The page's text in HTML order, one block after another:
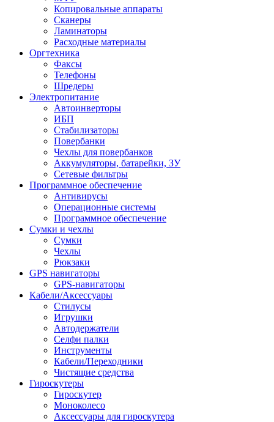
Копировальные аппараты
Сканеры
Ламинаторы
Расходные материалы
Оргтехника
Факсы
Телефоны
Шредеры
Электропитание
Автоинверторы
ИБП
Стабилизаторы
Повербанки
Чехлы для повербанков
Аккумуляторы, батарейки, ЗУ
Сетевые фильтры
Программное обеспечение
Антивирусы
Операционные системы
Программное обеспечение
Сумки и чехлы
Сумки
Чехлы
Рюкзаки
GPS навигаторы
GPS-навигаторы
Кабели/Аксессуары
Стилусы
Игрушки
Автодержатели
Селфи палки
Инструменты
Кабели/Переходники
Чистящие средства
Гироскутеры
Гироскутер
Моноколесо
Аксессуары для гироскутера